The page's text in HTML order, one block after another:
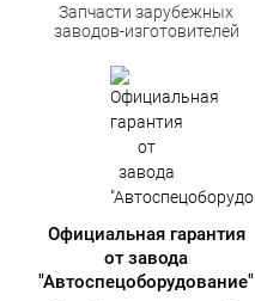
Запчасти зарубежных
заводов-изготовителей
Официальная гарантия
от завода
"Автоспецоборудование"